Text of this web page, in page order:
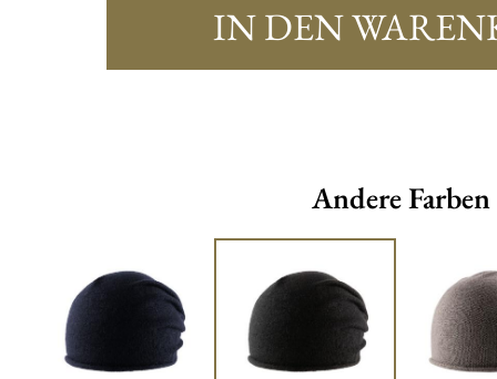
IN DEN
Andere Farben